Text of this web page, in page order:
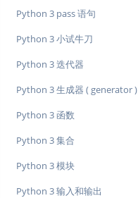
Python 3 pass 语句
Python 3 小试牛刀
Python 3 迭代器
Python 3 生成器 ( generator )
Python 3 函数
Python 3 集合
Python 3 模块
Python 3 输入和输出